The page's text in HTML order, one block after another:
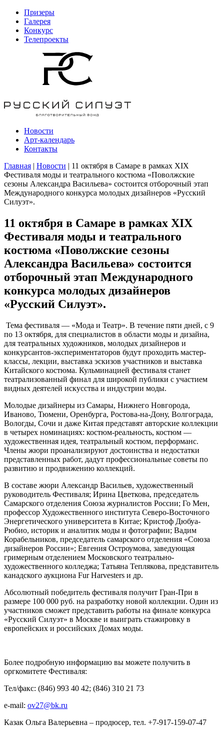
Призеры
Галерея
Конкурс
Телепроекты
Новости
Арт-календарь
Контакты
Главная | Новости | 11 октября в Самаре в рамках ХIX
Фестиваля моды и театрального костюма «Поволжские
сезоны Александра Васильева» состоится отборочный этап
Международного конкурса молодых дизайнеров «Русский
Силуэт».
11 октября в Самаре в рамках ХIX
Фестиваля моды и театрального
костюма «Поволжские сезоны
Александра Васильева» состоится
отборочный этап Международного
конкурса молодых дизайнеров
«Русский Силуэт».
Тема фестиваля — «Мода и Театр». В течение пяти дней, с 9
по 13 октября, для специалистов в области моды и дизайна,
для театральных художников, молодых дизайнеров и
конкурсантов-экспериментаторов будут проходить мастер-
классы, лекции, выставка эскизов участников и выставка
Китайского костюма. Кульминацией фестиваля станет
театрализованный финал для широкой публики с участием
видных деятелей искусства и индустрии моды.
Молодые дизайнеры из Самары, Нижнего Новгорода,
Иваново, Тюмени, Оренбурга, Ростова-на-Дону, Волгограда,
Вологды, Сочи и даже Китая представят авторские коллекции
в четырех номинациях: костюм-реальность, костюм —
художественная идея, театральный костюм, перформанс.
Члены жюри проанализируют достоинства и недостатки
представленных работ, дадут профессиональные советы по
развитию и продвижению коллекций.
В составе жюри Александр Васильев, художественный
руководитель Фестиваля; Ирина Цветкова, председатель
Самарского отделения Союза журналистов России; Го Мен,
профессор Художественного института Северо-Восточного
Энергетического университета в Китае; Кристоф Дюбуа-
Рюбио, историк и аналитик моды и фотографии; Вадим
Корабельников, председатель самарского отделения «Союза
дизайнеров России»; Евгения Остроумова, заведующая
гримерным отделением Московского театрально-
художественного колледжа; Татьяна Теплякова, представитель
канадского аукциона Fur Harvesters и др.
Абсолютный победитель фестиваля получит Гран-При в
размере 100 000 руб. на разработку новой коллекции. Один из
участников сможет представить работы на финале конкурса
«Русский Силуэт» в Москве и выиграть стажировку в
европейских и российских Домах моды.
Более подробную информацию вы можете получить в
оргкомитете Фестиваля:
Тел/факс: (846) 993 40 42; (846) 310 21 73
e-mail: ov27@bk.ru
Казак Ольга Валерьевна – продюсер, тел. +7-917-159-07-47